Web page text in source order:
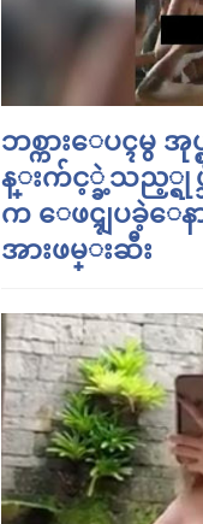
ဘစ္ကားေပၚမွ
န္းက်င့္ခဲ့သည့္ရုပ္
က ေဖၚျပခဲ့ေန
အားဖမ္းဆီး